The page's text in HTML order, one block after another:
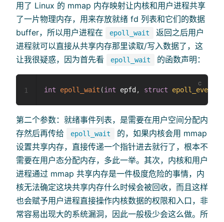
用了 Linux 的 mmap 内存映射让内核和用户进程共享
了一片物理内存，用来存放就绪 fd 列表和它们的数据
buffer，所以用户进程在
epoll_wait
返回之后用户
进程就可以直接从共享内存那里读取/写入数据了，这
让我很疑惑，因为首先看
epoll_wait 的函数声明：
int epoll_wait (int epfd , struct epoll_event
1
第二个参数：就绪事件列表，是需要在用户空间分配内
存然后再传给
epoll_wait
的，如果内核会用 mmap
设置共享内存，直接传递一个指针进去就行了，根本不
需要在用户态分配内存，多此一举。其次，内核和用户
进程通过 mmap 共享内存是一件极度危险的事情，内
核无法确定这块共享内存什么时候会被回收，而且这样
也会赋予用户进程直接操作内核数据的权限和入口，非
常容易出现大的系统漏洞，因此一般极少会这么做。所